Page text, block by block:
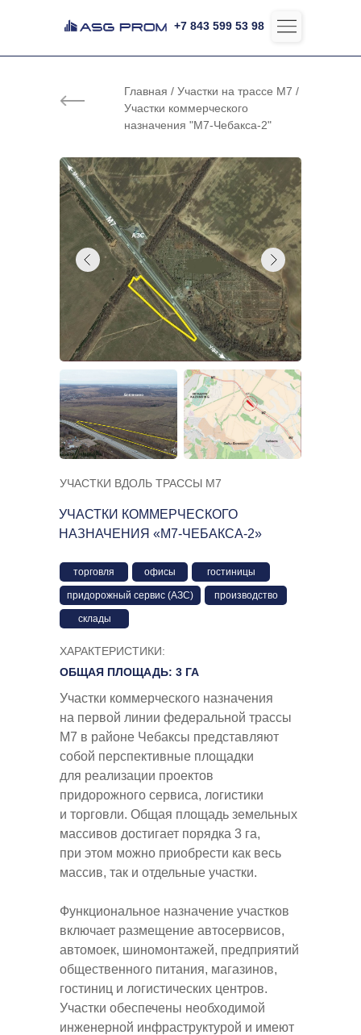
+7 843 599 53 98
+7 843 599 53 98
УЧАСТКИ КОММЕРЧЕСКОГО
НАЗНАЧЕНИЯ «М7-ЧЕБАКСА-2»
Участки коммерческого назначения
на первой линии федеральной трассы
М7 в районе Чебаксы представляют
собой перспективные площадки
для реализации проектов
придорожного сервиса, логистики
и торговли. Общая площадь земельных
массивов достигает порядка 3 га,
при этом можно приобрести как весь
массив, так и отдельные участки.
Функциональное назначение участков
включает размещение автосервисов,
автомоек, шиномонтажей, предприятий
общественного питания, магазинов,
гостиниц и логистических центров.
Участки обеспечены необходимой
инженерной инфраструктурой и имеют
ОБЩАЯ ПЛОЩАДЬ: 3 ГА
УЧАСТКИ ВДОЛЬ ТРАССЫ М7
Главная / Участки на трассе М7 /
Участки коммерческого
назначения "М7-Чебакса-2"
ХАРАКТЕРИСТИКИ:
придорожный сервис (АЗС)
офисы
склады
производство
гостиницы
торговля